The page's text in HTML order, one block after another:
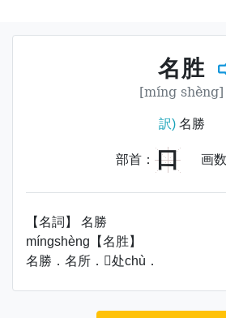
名胜
[míng shèng]
訳)名勝
部首： 口 画数
【名詞】 名勝
míngshèng【名胜】
名勝．名所．处chù．